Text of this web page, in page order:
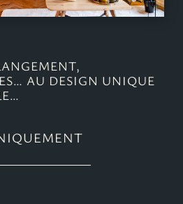
AU DESIGN UNIQUE